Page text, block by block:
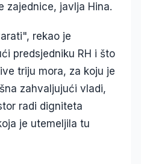
zajednice, javlja Hina.
rekao je
predsjedniku RH i što
triju mora, za koju je
zahvaljujući vladi,
radi digniteta
je utemeljila tu